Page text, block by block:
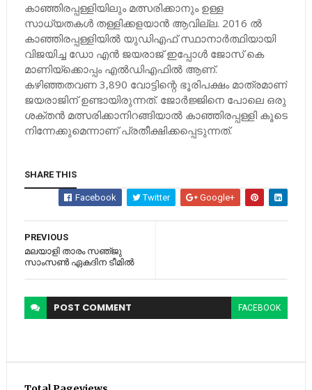
കാഞ്ഞിരപ്പള്ളിയിലും മത്സരിക്കാനും ഉള്ള
സാധ്യതകള്‍ തള്ളിക്കളയാന്‍ ആവില്ല. 2016 ല്‍
കാഞ്ഞിരപ്പള്ളിയില്‍ യുഡിഎഫ് സ്ഥാനാര്‍ത്ഥിയായി
വിജയിച്ച ഡോ എന്‍ ജയരാജ് ഇപ്പോള്‍ ജോസ് കെ
മാണിയ്‌ക്കൊപ്പം എല്‍ഡിഎഫില്‍ ആണ്.
കഴിഞ്ഞതവണ 3,890 വോട്ടിന്റെ ഭൂരിപക്ഷം മാത്രമാണ്
ജയരാജിന് ഉണ്ടായിരുന്നത്. ജോര്‍ജ്ജിനെ പോലെ ഒരു
ശക്തന്‍ മത്സരിക്കാനിറങ്ങിയാല്‍ കാഞ്ഞിരപ്പള്ളി കൂടെ
നിന്നേക്കുമെന്നാണ് പ്രതീക്ഷിക്കപ്പെടുന്നത്.
SHARE THIS
Facebook Twitter Google+
PREVIOUS
മലയാളി താരം സഞ്​ജു
സാംസണ്‍ ഏകദിന ടീമില്‍
POST COMMENT FACEBOOK